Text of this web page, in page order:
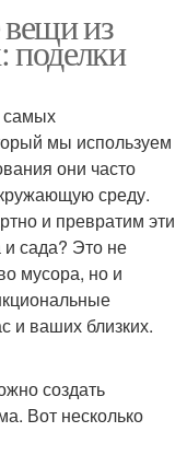
вещи из
поделки
самых
мы используем
они часто
среду.
и превратим эти
сада? Это не
мусора, но и
и ваших близких.
создать
Вот несколько